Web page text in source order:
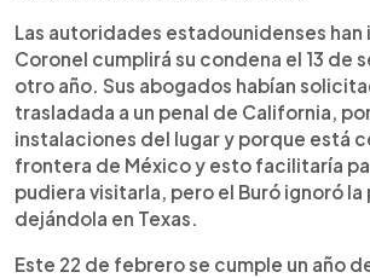
Las autoridades estadounidenses
Coronel cumplirá su condena el 13 de
otro año. Sus abogados habían
trasladada a un penal de California,
instalaciones del lugar y porque está
frontera de México y esto facilitaría
pudiera visitarla, pero el Buró ignoró
dejándola en Texas.
Este 22 de febrero se cumple un año